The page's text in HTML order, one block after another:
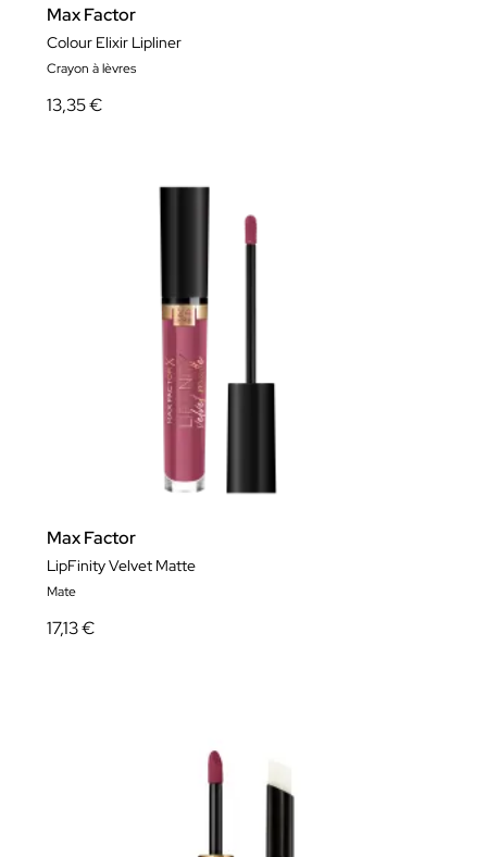
Max Factor
Colour Elixir Lipliner
Crayon à lèvres
13,35 €
Max Factor
LipFinity Velvet Matte
Mate
17,13 €